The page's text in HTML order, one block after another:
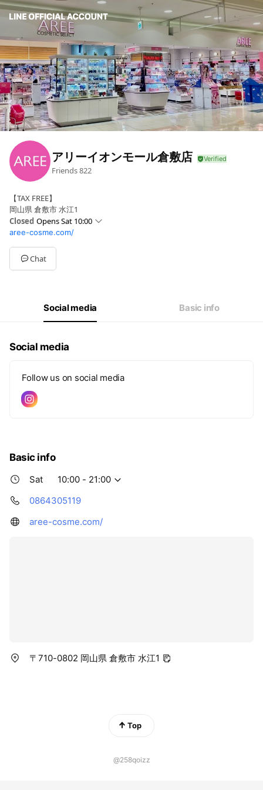
アリーイオンモール倉敷店
Friends822
【TAX FREE】
岡山県 倉敷市 水江1
Closed Opens Sat 10:00
Sun10:00 - 21:00
Mon10:00 - 21:00
Tue10:00 - 21:00
Wed10:00 - 21:00
10:00 - 21:00
aree-cosme.com/
Chat
Social media Basic info
Social media
Follow us on social media
Basic info
Sat
10:00 - 21:00
0864305119
aree-cosme.com/
〒710-0802 岡山県 倉敷市 水江1
Top
@258qoizz